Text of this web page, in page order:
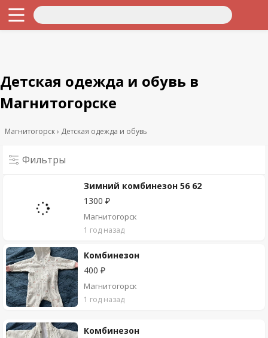
Детская одежда и обувь в
Магнитогорске
Магнитогорск Детская одежда и обувь
Фильтры
Зимний комбинезон 56 62
1300 ₽
Магнитогорск
1 год назад
Комбинезон
400 ₽
Магнитогорск
1 год назад
Комбинезон